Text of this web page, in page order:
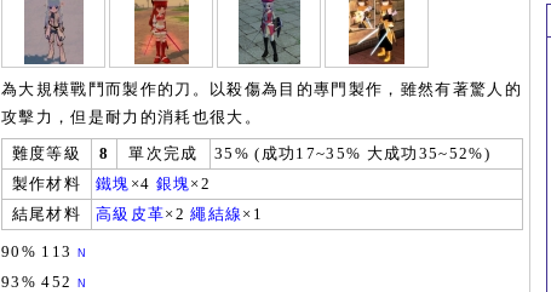
為大規模戰鬥而製作的刀。以殺傷為目的專門製作，雖然有著驚人的
攻擊力，但是耐力的消耗也很大。
難度等級 8 單次完成
35% (成功17~35% 大成功35~52%)
製作材料
鐵塊 ×4 銀塊×2
結尾材料
高級皮革×2繩結線 ×1
90% 113 N
93% 452 N